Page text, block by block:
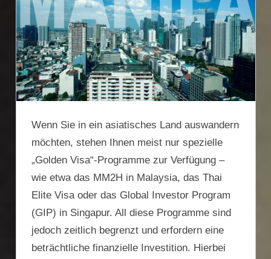
Wenn Sie in ein asiatisches Land auswandern
möchten, stehen Ihnen meist nur spezielle
„Golden Visa“-Programme zur Verfügung –
wie etwa das MM2H in Malaysia, das Thai
Elite Visa oder das Global Investor Program
(GIP) in Singapur. All diese Programme sind
jedoch zeitlich begrenzt und erfordern eine
beträchtliche finanzielle Investition. Hierbei